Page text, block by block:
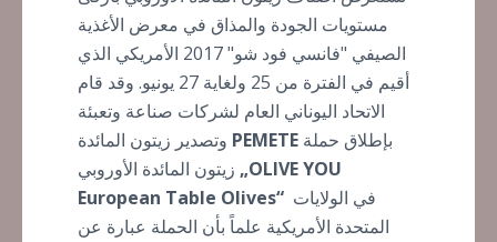
مستويات الجودة والمذاق في معرض الأغذية
الصيفي "فانسي فود شو" 2017 الأمريكي الذي
أقيم في الفترة من 25 ولغاية 27 يونيو. وقد قام
الاتحاد اليوناني العام لشركات صناعة وتعبئة
PEMETE
„OLIVE YOU
European Table Olives“
المتحدة الأمريكية علماً بأن الحملة عبارة عن